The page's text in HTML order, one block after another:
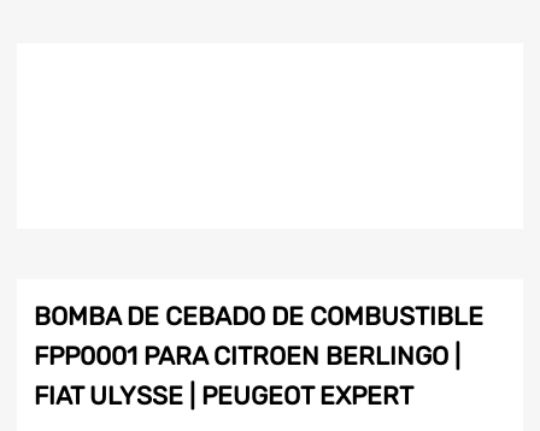
BOMBA DE CEBADO DE COMBUSTIBLE
FPP0001 PARA CITROEN BERLINGO |
FIAT ULYSSE | PEUGEOT EXPERT